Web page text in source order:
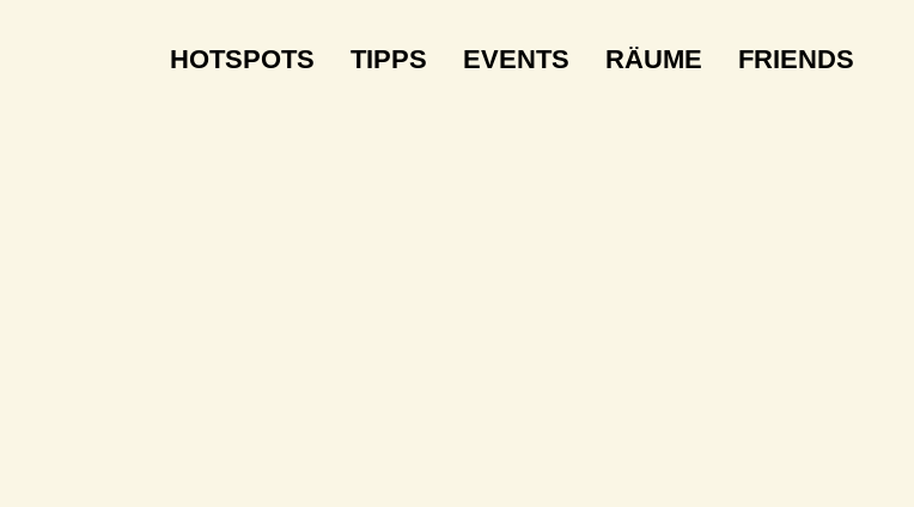
HOTSPOTS TIPPS EVENTS RÄUME FRIENDS